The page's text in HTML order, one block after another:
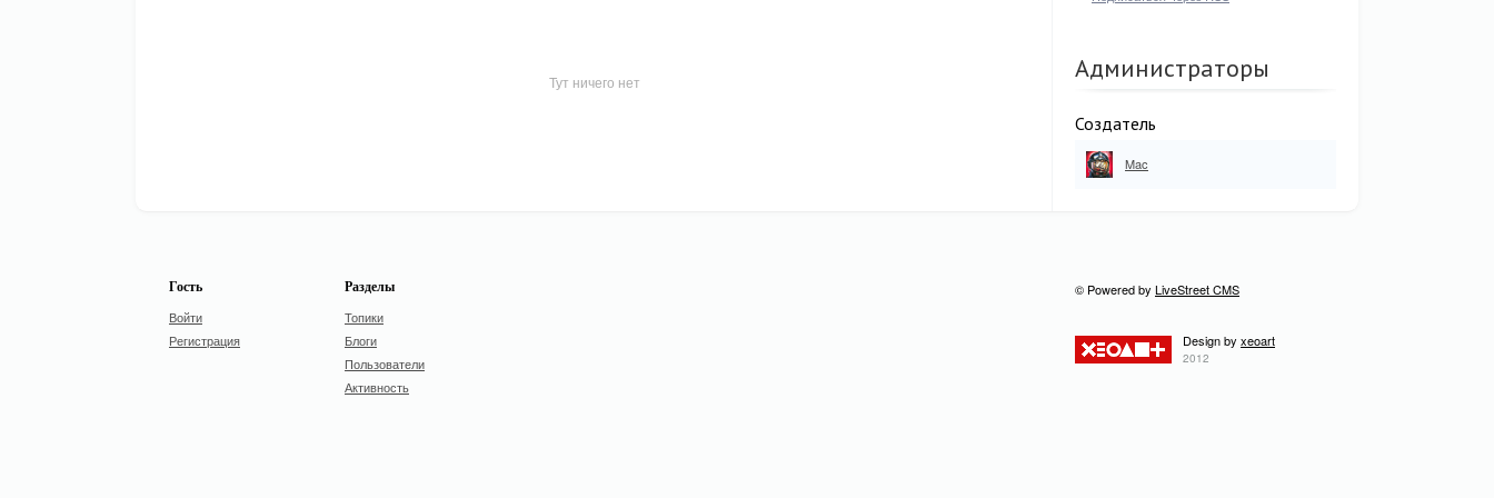
Тут ничего нет Администраторы
Создатель
Mac
Гость
Войти
Регистрация
Разделы
Топики
Блоги
Пользователи
Активность
© Powered by LiveStreet CMS
Design by xeoart
2012